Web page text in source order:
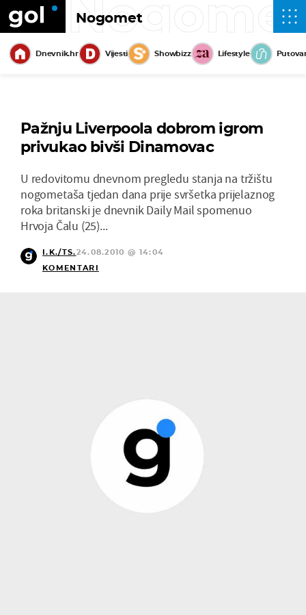
Nogomet
Dnevnik.hr Vijesti Showbizz Lifestyle
Pažnju Liverpoola dobrom igrom
privukao bivši Dinamovac
U redovitomu dnevnom pregledu stanja na tržištu
nogometaša tjedan dana prije svršetka prijelaznog
roka britanski je dnevnik Daily Mail spomenuo
Hrvoja Čalu (25)...
I.K./TS.24.08.2010 @ 14:04
KOMENTARI